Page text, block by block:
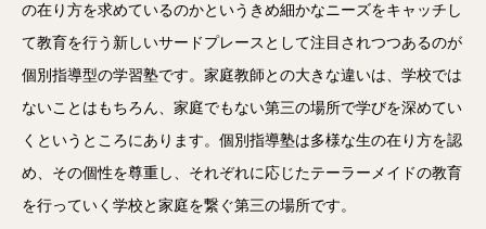
の在り方を求めているのかというきめ細かなニーズをキャッチし
て教育を行う新しいサードプレースとして注目されつつあるのが
個別指導型の学習塾です。家庭教師との大きな違いは、学校では
ないことはもちろん、家庭でもない第三の場所で学びを深めてい
くというところにあります。個別指導塾は多様な生の在り方を認
め、その個性を尊重し、それぞれに応じたテーラーメイドの教育
を行っていく学校と家庭を繋ぐ第三の場所です。